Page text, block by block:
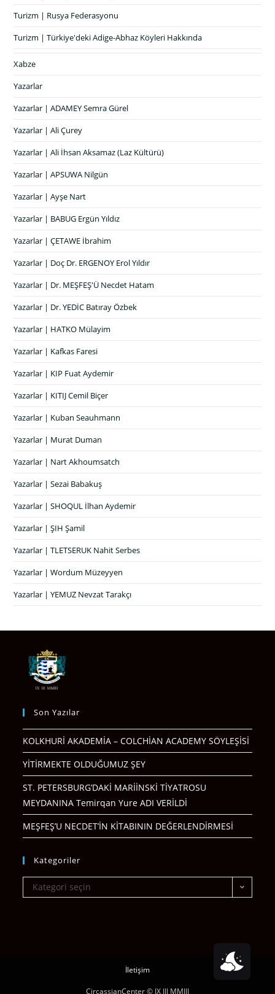
Turizm | Rusya Federasyonu
Turizm | Türkiye'deki Adige-Abhaz Köyleri Hakkında
Xabze
Yazarlar
Yazarlar | ADAMEY Semra Gürel
Yazarlar | Ali Çurey
Yazarlar | Ali İhsan Aksamaz (Laz Kültürü)
Yazarlar | APSUWA Nilgün
Yazarlar | Ayşe Nart
Yazarlar | BABUG Ergün Yıldız
Yazarlar | ÇETAWE İbrahim
Yazarlar | Doç Dr. ERGENOY Erol Yıldır
Yazarlar | Dr. MEŞFEŞ'Ü Necdet Hatam
Yazarlar | Dr. YEDİC Batıray Özbek
Yazarlar | HATKO Mülayim
Yazarlar | Kafkas Faresi
Yazarlar | KIP Fuat Aydemir
Yazarlar | KITIJ Cemil Biçer
Yazarlar | Kuban Seauhmann
Yazarlar | Murat Duman
Yazarlar | Nart Akhoumsatch
Yazarlar | Sezai Babakuş
Yazarlar | SHOQUL İlhan Aydemir
Yazarlar | ŞIH Şamil
Yazarlar | TLETSERUK Nahit Serbes
Yazarlar | Wordum Müzeyyen
Yazarlar | YEMUZ Nevzat Tarakçı
Son Yazılar
KOLKHURİ AKADEMİA – COLCHİAN ACADEMY SÖYLEŞİSİ
YİTİRMEKTE OLDUĞUMUZ ŞEY
ST. PETERSBURG’DAKİ MARİİNSKİ TİYATROSU
MEYDANINA Temirqan Yure ADI VERİLDİ
MEŞFEŞ’U NECDET’İN KİTABININ DEĞERLENDİRMESİ
Kategoriler
Kategori seçin
İletişim
CircassianCenter © IX III MMIII